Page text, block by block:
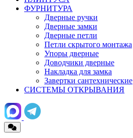
ФУРНИТУРА
Дверные ручки
Дверные замки
Дверные петли
Петли скрытого монтажа
Упоры дверные
Доводчики дверные
Накладка для замка
Завертки сантехнические
СИСТЕМЫ ОТКРЫВАНИЯ